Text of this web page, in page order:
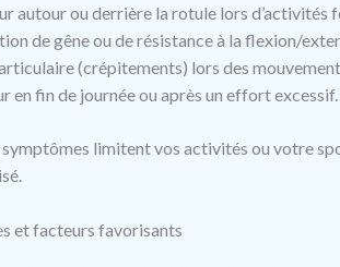
autour ou derrière la rotule lors d’activités
de gêne ou de résistance à la flexion/
(crépitements) lors des
en fin de journée ou après un effort excessif.
symptômes limitent vos activités ou votre
et facteurs favorisants